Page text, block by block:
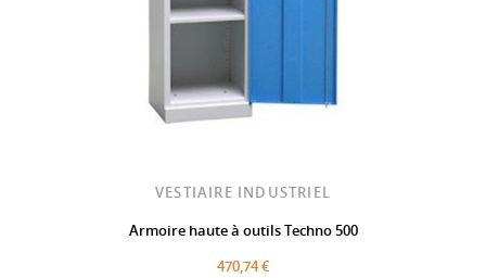
VESTIAIRE INDUSTRIEL
Armoire haute à outils Techno 500
470,74 €